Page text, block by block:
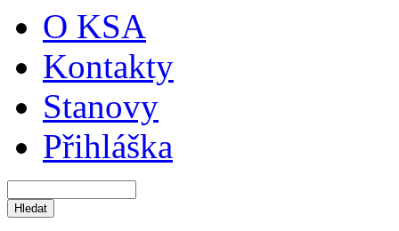
O KSA
Kontakty
Stanovy
Přihláška